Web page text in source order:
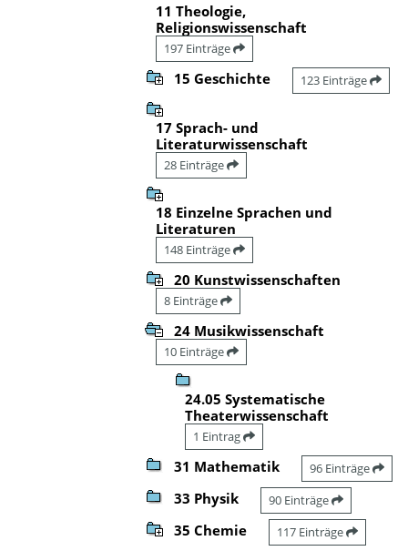
11 Theologie,
Religionswissenschaft
197 Einträge
15 Geschichte 123 Einträge
17 Sprach- und
Literaturwissenschaft
28 Einträge
18 Einzelne Sprachen und
Literaturen
148 Einträge
20 Kunstwissenschaften
8 Einträge
24 Musikwissenschaft
10 Einträge
24.05 Systematische
Theaterwissenschaft
1 Eintrag
31 Mathematik 96 Einträge
33 Physik 90 Einträge
35 Chemie 117 Einträge